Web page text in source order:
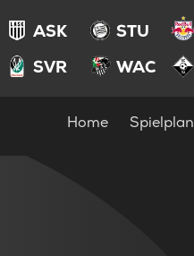
ASK STU
SVR
WAC
Home Spielplan